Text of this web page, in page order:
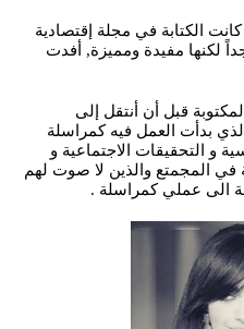
الكتابة في مجلة إقتصادية
لكنها مفيدة ومميزة, أفدت
قبل أن أنتقل إلى
بدأت العمل فيه كمراسلة
و التحقيقات الاجتماعية و
في المجمتع والذين لا صوت لهم
الى عملي كمراسلة .